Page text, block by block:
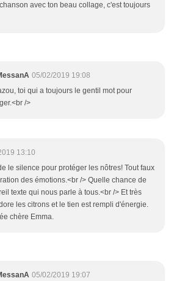
avec ton beau collage, c'est toujours
05/02/2019 19:08
toi qui a toujours le gentil mot pour
/>
13:10
le silence pour protéger les nôtres! Tout faux
des émotions.<br /> Quelle chance de
texte qui nous parle à tous.<br /> Et très
les citrons et le tien est rempli d'énergie.
chère Emma.
05/02/2019 19:07